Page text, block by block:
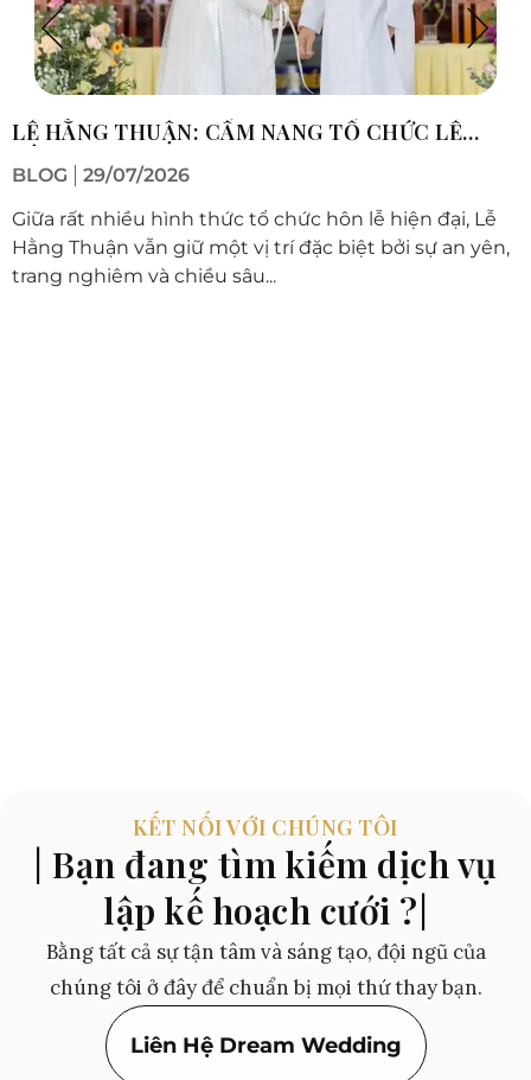
LỄ HẰNG THUẬN: CẨM NANG TỔ CHỨC LỄ
HẰNG THUẬN TRỌN VẸN
BLOG
29/07/2026
Giữa rất nhiều hình thức tổ chức hôn lễ hiện đại, Lễ
Hằng Thuận vẫn giữ một vị trí đặc biệt bởi sự an yên,
trang nghiêm và chiều sâu...
KẾT NỐI VỚI CHÚNG TÔI
| Bạn đang tìm kiếm dịch vụ
lập kế hoạch cưới ?|
Bằng tất cả sự tận tâm và sáng tạo, đội ngũ của
chúng tôi ở đây để chuẩn bị mọi thứ thay bạn.
Liên Hệ Dream Wedding